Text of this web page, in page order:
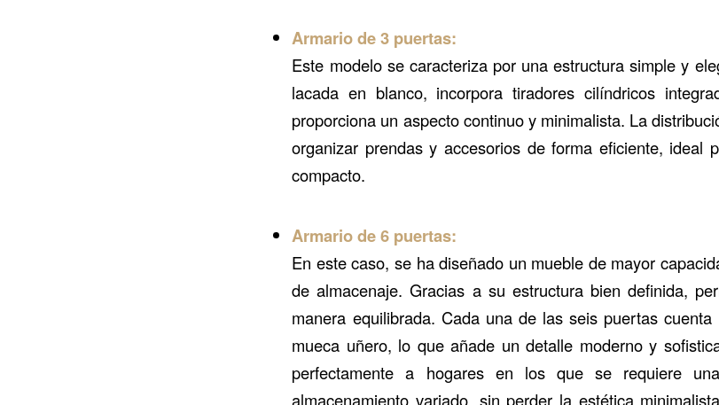
Armario de 3 puertas:
Este modelo se caracteriza por una estructura simple y
lacada en blanco, incorpora tiradores cilíndricos
proporciona un aspecto continuo y minimalista. La
organizar prendas y accesorios de forma eficiente, ideal
compacto.
Armario de 6 puertas:
En este caso, se ha diseñado un mueble de mayor
de almacenaje. Gracias a su estructura bien definida,
manera equilibrada. Cada una de las seis puertas
mueca uñero, lo que añade un detalle moderno y
perfectamente a hogares en los que se requiere
almacenamiento variado, sin perder la estética